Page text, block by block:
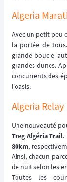
Algeria
Avec un petit peu
la portée de
grande boucle
grandes dunes.
concurrents des
l’oasis.
Algeria Relay
Une nouveauté
Treg Algéria Trail.
80km,
Ainsi, chacun
de nuit selon les
Toutes les